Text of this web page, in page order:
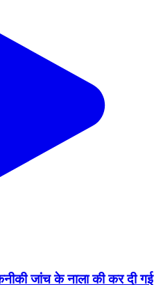
जांच के नाला की कर दी गई